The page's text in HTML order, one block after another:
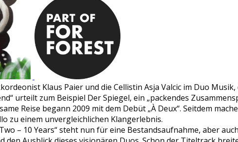
Klaus Paier und die Cellistin Asja Valcic im Duo
urteilt zum Beispiel Der Spiegel, ein „packendes
Reise begann 2009 mit dem Debüt „À Deux“. Seitdem
zu einem unvergleichlichen Klangerlebnis.
– 10 Years“ steht nun für eine Bestandsaufnahme, aber